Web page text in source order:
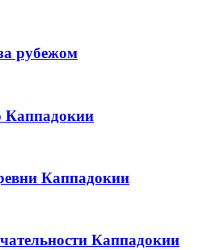
рубежом
Каппадокии
Каппадокии
Каппадокии